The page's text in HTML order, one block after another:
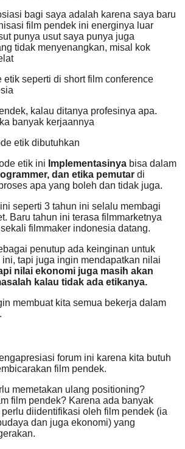
bagi saya adalah karena saya baru
film pendek ini energinya luar
punya usut saya punya juga
tidak menyenangkan, misal kok
etik seperti di short film conference
kalau ditanya profesinya apa.
banyak kerjaannya
etik dibutuhkan
etik ini Implementasinya bisa dalam
dan etika pemutar di
apa yang boleh dan tidak juga.
seperti 3 tahun ini selalu membagi
Baru tahun ini terasa filmmarketnya
filmmaker indonesia datang.
penutup ada keinginan untuk
ini, tapi juga ingin mendapatkan nilai
nilai ekonomi juga masih akan
kalau tidak ada etikanya.
membuat kita semua bekerja dalam
forum ini karena kita butuh
film pendek.
memetakan ulang positioning?
film pendek? Karena ada banyak
diidentifikasi oleh film pendek (ia
dan juga ekonomi) yang